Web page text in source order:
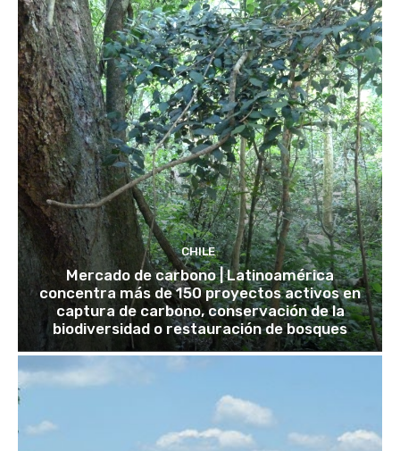
CHILE
Mercado de carbono | Latinoamérica
concentra más de 150 proyectos activos en
captura de carbono, conservación de la
biodiversidad o restauración de bosques